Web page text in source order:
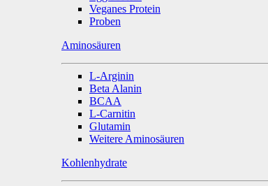
Veganes Protein
Proben
Aminosäuren
L-Arginin
Beta Alanin
BCAA
L-Carnitin
Glutamin
Weitere Aminosäuren
Kohlenhydrate